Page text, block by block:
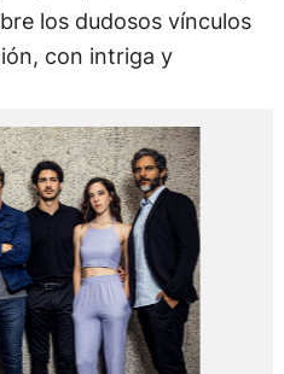
los dudosos vínculos
con intriga y